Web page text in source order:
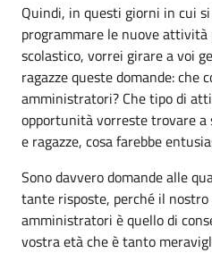
Quindi, in questi giorni in cui
programmare le nuove attività
scolastico, vorrei girare a voi
ragazze queste domande: che
amministratori? Che tipo di
opportunità vorreste trovare a
e ragazze, cosa farebbe
Sono davvero domande alle
tante risposte, perché il nostro
amministratori è quello di
vostra età che è tanto